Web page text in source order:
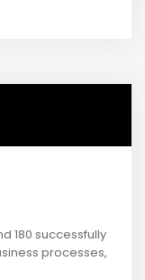
180 successfully
processes,